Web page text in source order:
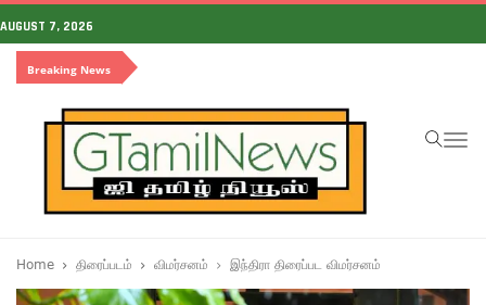
AUGUST 7, 2026
Breaking News
Home திரைப்படம் விமர்சனம் இந்திரா திரைப்பட விமர்சனம்